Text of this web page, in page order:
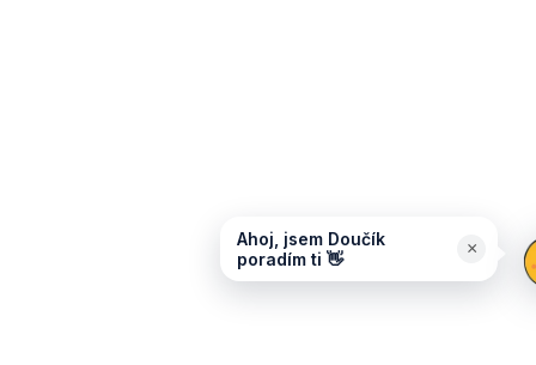
Ahoj, jsem Doučík
poradím ti 👋
×